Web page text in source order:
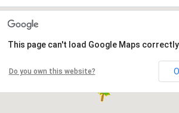
This page can't load Google Maps
Do you own this website?